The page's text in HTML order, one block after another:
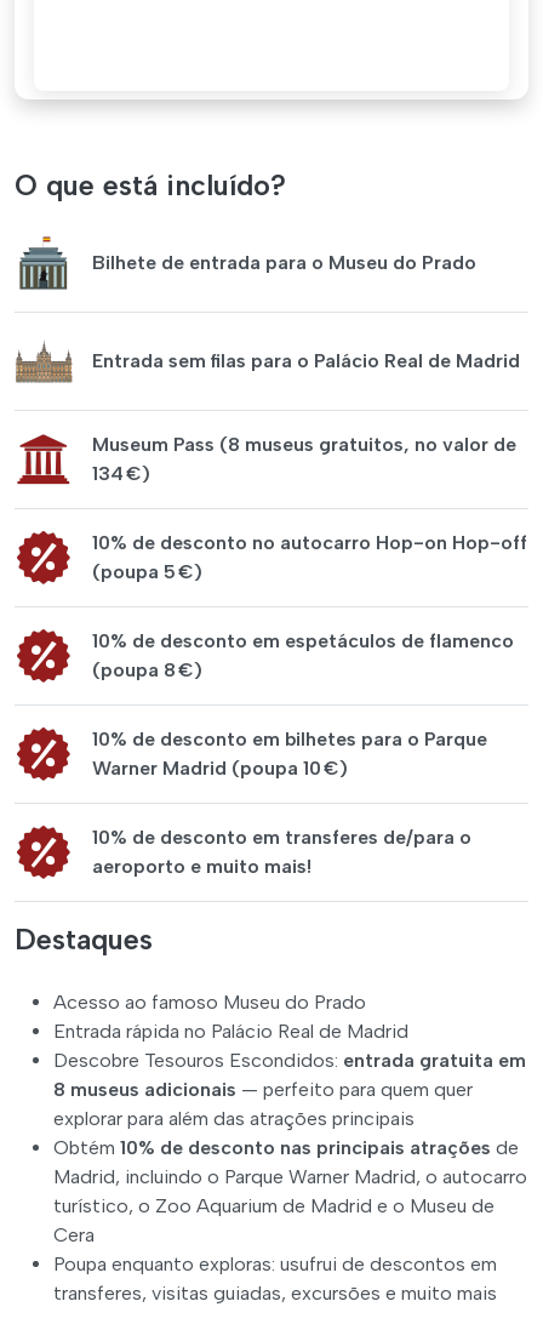
O que está incluído?
Bilhete de entrada para o Museu do Prado
Entrada sem filas para o Palácio Real de Madrid
Museum Pass (8 museus gratuitos, no valor de
134 €)
10% de desconto no autocarro Hop-on Hop-off
(poupa 5 €)
10% de desconto em espetáculos de flamenco
(poupa 8 €)
10% de desconto em bilhetes para o Parque
Warner Madrid (poupa 10 €)
10% de desconto em transferes de/para o
aeroporto e muito mais!
Destaques
Acesso ao famoso Museu do Prado
Entrada rápida no Palácio Real de Madrid
Descobre Tesouros Escondidos: entrada gratuita em
8 museus adicionais — perfeito para quem quer
explorar para além das atrações principais
Obtém 10% de desconto nas principais atrações de
Madrid, incluindo o Parque Warner Madrid, o autocarro
turístico, o Zoo Aquarium de Madrid e o Museu de
Cera
Poupa enquanto exploras: usufrui de descontos em
transferes, visitas guiadas, excursões e muito mais